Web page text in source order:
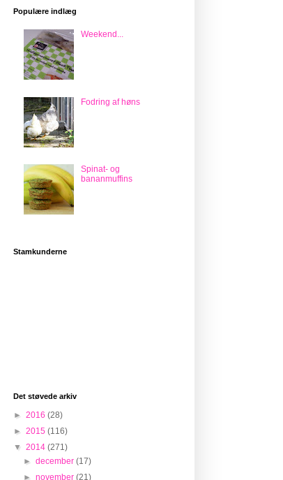
Populære indlæg
Weekend...
Fodring af høns
Spinat- og
bananmuffins
Stamkunderne
Det støvede arkiv
► 2016 (28)
► 2015 (116)
▼ 2014 (271)
►december(17)
►november(21)